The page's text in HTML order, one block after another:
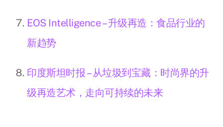
EOS Intelligence – 升级再造：食品行业的
新趋势
印度斯坦时报 – 从垃圾到宝藏：时尚界的升
级再造艺术，走向可持续的未来